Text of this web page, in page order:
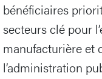
bénéficiaires
secteurs clé pour
manufacturière et
l’administration